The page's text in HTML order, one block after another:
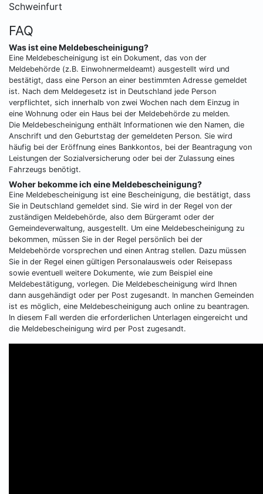
Schweinfurt
FAQ
Was ist eine Meldebescheinigung?
Eine Meldebescheinigung ist ein Dokument, das von der
Meldebehörde (z.B. Einwohnermeldeamt) ausgestellt wird und
bestätigt, dass eine Person an einer bestimmten Adresse gemeldet
ist. Nach dem Meldegesetz ist in Deutschland jede Person
verpflichtet, sich innerhalb von zwei Wochen nach dem Einzug in
eine Wohnung oder ein Haus bei der Meldebehörde zu melden.
Die Meldebescheinigung enthält Informationen wie den Namen, die
Anschrift und den Geburtstag der gemeldeten Person. Sie wird
häufig bei der Eröffnung eines Bankkontos, bei der Beantragung von
Leistungen der Sozialversicherung oder bei der Zulassung eines
Fahrzeugs benötigt.
Woher bekomme ich eine Meldebescheinigung?
Eine Meldebescheinigung ist eine Bescheinigung, die bestätigt, dass
Sie in Deutschland gemeldet sind. Sie wird in der Regel von der
zuständigen Meldebehörde, also dem Bürgeramt oder der
Gemeindeverwaltung, ausgestellt. Um eine Meldebescheinigung zu
bekommen, müssen Sie in der Regel persönlich bei der
Meldebehörde vorsprechen und einen Antrag stellen. Dazu müssen
Sie in der Regel einen gültigen Personalausweis oder Reisepass
sowie eventuell weitere Dokumente, wie zum Beispiel eine
Meldebestätigung, vorlegen. Die Meldebescheinigung wird Ihnen
dann ausgehändigt oder per Post zugesandt. In manchen Gemeinden
ist es möglich, eine Meldebescheinigung auch online zu beantragen.
In diesem Fall werden die erforderlichen Unterlagen eingereicht und
die Meldebescheinigung wird per Post zugesandt.